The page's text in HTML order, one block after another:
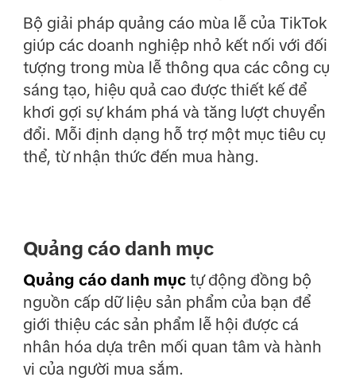
Bộ giải pháp quảng cáo mùa lễ của TikTok
giúp các doanh nghiệp nhỏ kết nối với đối
tượng trong mùa lễ thông qua các công cụ
sáng tạo, hiệu quả cao được thiết kế để
khơi gợi sự khám phá và tăng lượt chuyển
đổi. Mỗi định dạng hỗ trợ một mục tiêu cụ
thể, từ nhận thức đến mua hàng.
Quảng cáo danh mục
Quảng cáo danh mụctự động đồng bộ
nguồn cấp dữ liệu sản phẩm của bạn để
giới thiệu các sản phẩm lễ hội được cá
nhân hóa dựa trên mối quan tâm và hành
vi của người mua sắm.